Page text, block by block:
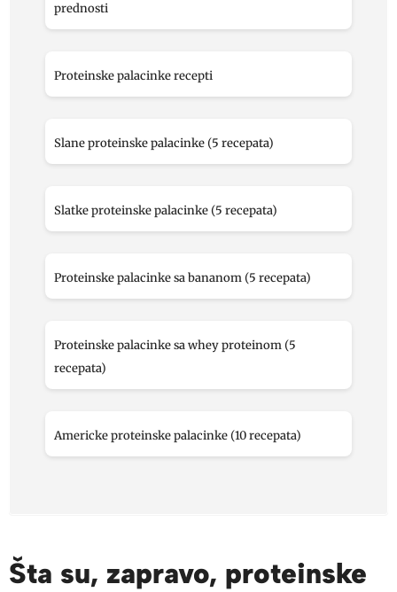
prednosti
Proteinske palacinke recepti
Slane proteinske palacinke (5 recepata)
Slatke proteinske palacinke (5 recepata)
Proteinske palacinke sa bananom (5 recepata)
Proteinske palacinke sa whey proteinom (5
recepata)
Americke proteinske palacinke (10 recepata)
Šta su, zapravo, proteinske